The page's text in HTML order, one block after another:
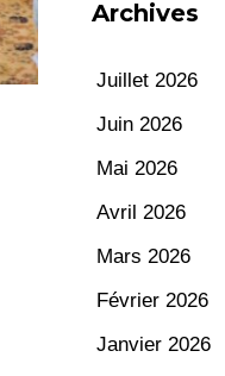
Archives
Juillet 2026
Juin 2026
Mai 2026
Avril 2026
Mars 2026
Février 2026
Janvier 2026